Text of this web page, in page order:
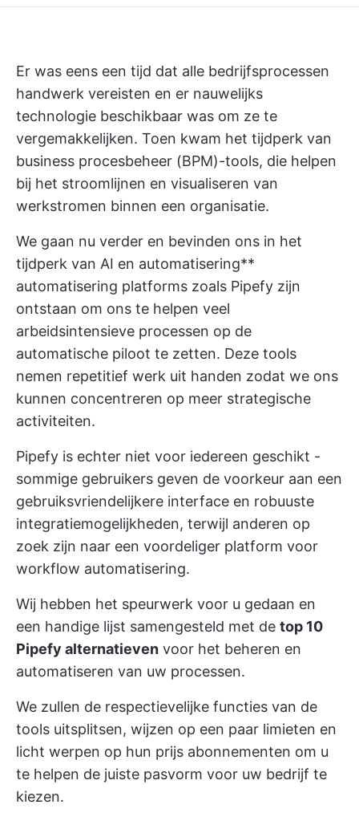
Er was eens een tijd dat alle bedrijfsprocessen
handwerk vereisten en er nauwelijks
technologie beschikbaar was om ze te
vergemakkelijken. Toen kwam het tijdperk van
business procesbeheer (BPM)-tools, die helpen
bij het stroomlijnen en visualiseren van
werkstromen binnen een organisatie.
We gaan nu verder en bevinden ons in het
tijdperk van AI en automatisering**
automatisering platforms zoals Pipefy zijn
ontstaan om ons te helpen veel
arbeidsintensieve processen op de
automatische piloot te zetten. Deze tools
nemen repetitief werk uit handen zodat we ons
kunnen concentreren op meer strategische
activiteiten.
Pipefy is echter niet voor iedereen geschikt -
sommige gebruikers geven de voorkeur aan een
gebruiksvriendelijkere interface en robuuste
integratiemogelijkheden, terwijl anderen op
zoek zijn naar een voordeliger platform voor
workflow automatisering.
Wij hebben het speurwerk voor u gedaan en
een handige lijst samengesteld met de top 10
Pipefy alternatieven voor het beheren en
automatiseren van uw processen.
We zullen de respectievelijke functies van de
tools uitsplitsen, wijzen op een paar limieten en
licht werpen op hun prijs abonnementen om u
te helpen de juiste pasvorm voor uw bedrijf te
kiezen.